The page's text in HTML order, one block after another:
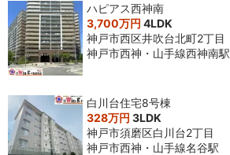
ハピアス西神南
3,700万円 4LDK
神戸市西区井吹台北町2丁目
神戸市西神・山手線西神南駅
白川台住宅8号棟
328万円 3LDK
神戸市須磨区白川台2丁目
神戸市西神・山手線名谷駅